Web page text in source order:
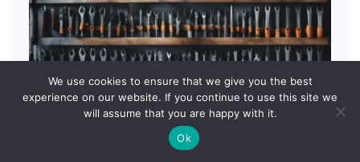
Comment choisir la meilleure colonne porte
We use cookies to ensure that we give you the best
experience on our website. If you continue to use this site we
will assume that you are happy with it.
Ok